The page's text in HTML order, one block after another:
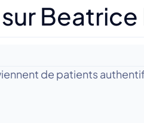
Beatrice
de patients